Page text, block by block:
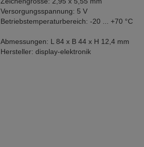
Versorgungsspannung: 5 V
Betriebstemperaturbereich: -20 ... +70 °C
Abmessungen: L 84 x B 44 x H 12,4 mm
Hersteller: display-elektronik